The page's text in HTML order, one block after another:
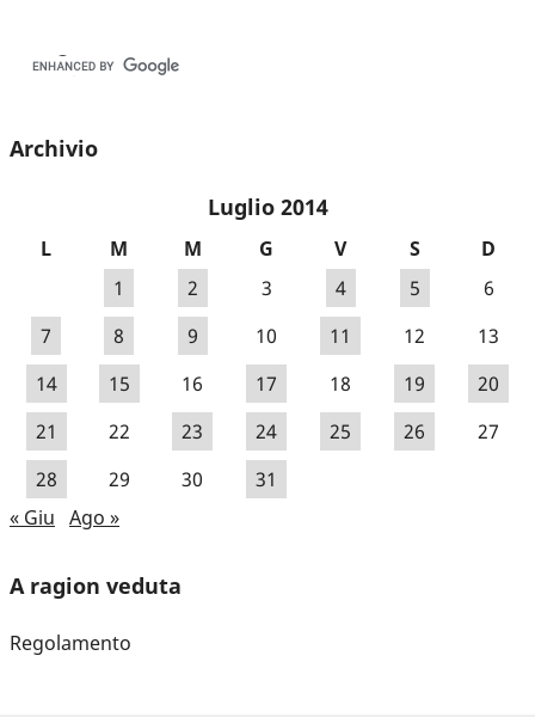
Archivio
Luglio 2014
L M M G V S
D
1
2 3 4 5
6
7
8 9 10 11 12
13
14
15 16 17 18 19
20
21
22 23 24 25 26
27
28
29 30
31
« Giu Ago »
A ragion veduta
Regolamento